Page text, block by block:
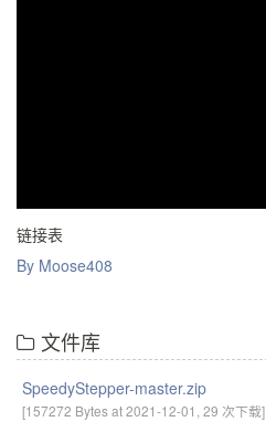
链接表
By Moose408
文件库
SpeedyStepper-master.zip
[157272 Bytes at 2021-12-01, 29 次下载]